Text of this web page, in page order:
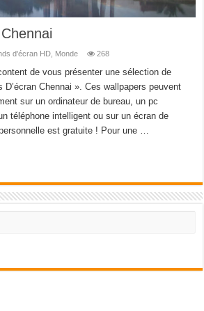
d'écran HD Monde 268
de vous présenter une sélection de
D’écran Chennai ». Ces wallpapers peuvent
sur un ordinateur de bureau, un pc
téléphone intelligent ou sur un écran de
est gratuite ! Pour une …